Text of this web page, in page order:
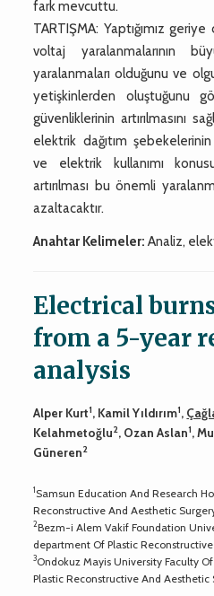
fark mevcuttu.
TARTIŞMA: Yaptığımız
voltaj yaralanmalarının
yaralanmaları olduğunu ve
yetişkinlerden oluştuğunu
güvenliklerinin artırılmasını
elektrik dağıtım
ve elektrik kullanımı
artırılması bu önemli
azaltacaktır.
Anahtar Kelimeler: Analiz,
Electrical
from a 5-year
analysis
Alper Kurt1, Kamil Yıldırım1,
Kelahmetoğlu2, Ozan Aslan1,
Güneren2
1Samsun Education And Research
Reconstructive And Aesthetic
2Bezm-i Alem Vakif Foundation
department Of Plastic
3Ondokuz Mayis University Faculty
Plastic Reconstructive And Aesthetic